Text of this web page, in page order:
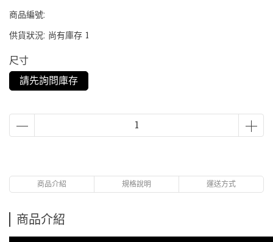
商品編號:
供貨狀況: 尚有庫存 1
尺寸
請先詢問庫存
商品介紹 規格說明 運送方式
商品介紹